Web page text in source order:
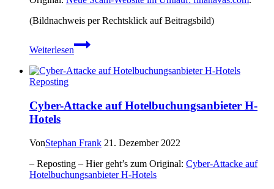
(Bildnachweis per Rechtsklick auf Beitragsbild)
Weiterlesen
Neue
Scam-
im
Reposting
Cyber-Attacke auf Hotelbuchungsanbieter H-
Hotels
VonStephan Frank 21. Dezember 2022
– Reposting – Hier geht’s zum Original: Cyber-Attacke auf
Hotelbuchungsanbieter H-Hotels